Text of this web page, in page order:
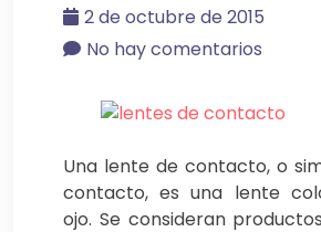
2 de octubre de 2015
No hay comentarios
Una lente de contacto, o
contacto, es una lente
ojo. Se consideran